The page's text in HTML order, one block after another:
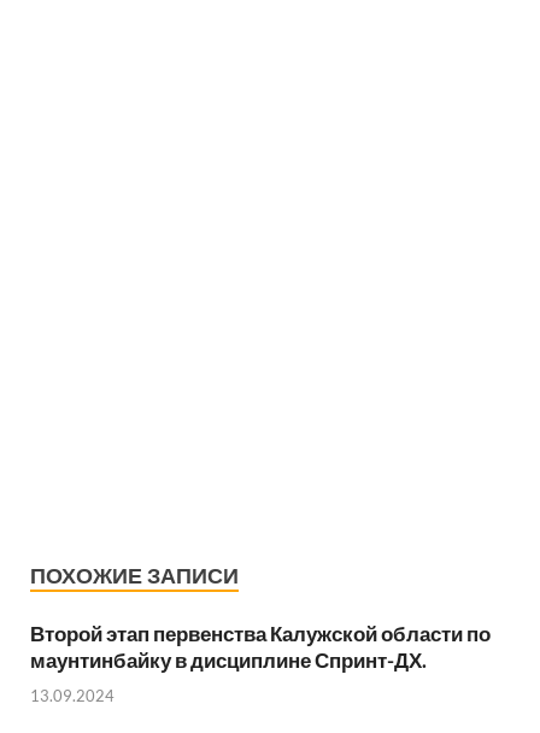
ПОХОЖИЕ ЗАПИСИ
Второй этап первенства Калужской области по
маунтинбайку в дисциплине Спринт-ДХ.
13.09.2024